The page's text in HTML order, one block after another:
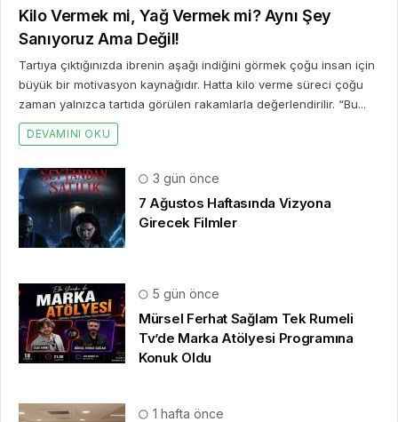
Kilo Vermek mi, Yağ Vermek mi? Aynı Şey
Sanıyoruz Ama Değil!
Tartıya çıktığınızda ibrenin aşağı indiğini görmek çoğu insan için
büyük bir motivasyon kaynağıdır. Hatta kilo verme süreci çoğu
zaman yalnızca tartıda görülen rakamlarla değerlendirilir. “Bu...
DEVAMINI OKU
3 gün önce
7 Ağustos Haftasında Vizyona
Girecek Filmler
5 gün önce
Mürsel Ferhat Sağlam Tek Rumeli
Tv’de Marka Atölyesi Programına
Konuk Oldu
1 hafta önce